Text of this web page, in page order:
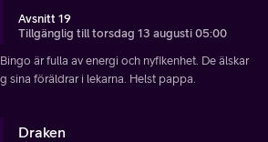
Avsnitt 19
Tillgänglig till torsdag 13 augusti 05:00
är fulla av energi och nyfikenhet. De älskar
sina föräldrar i lekarna. Helst pappa.
Draken